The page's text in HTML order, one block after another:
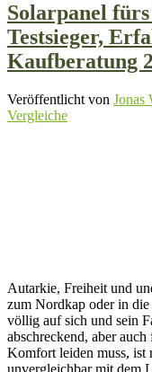
Solarpanel
Testsieger,
Kaufberatung
Veröffentlicht von Jonas
Vergleiche
Autarkie, Freiheit und
zum Nordkap oder in die
völlig auf sich und sein
abschreckend, aber
Komfort leiden muss, ist